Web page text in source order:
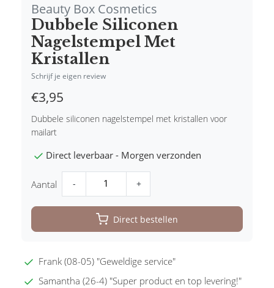
Beauty Box Cosmetics
Dubbele Siliconen
Nagelstempel Met
Kristallen
Schrijf je eigen review
€3,95
Dubbele siliconen nagelstempel met kristallen voor
mailart
Direct leverbaar - Morgen verzonden
Aantal - +
Direct bestellen
Frank (08-05) "Geweldige service"
Samantha (26-4) "Super product en top levering!"